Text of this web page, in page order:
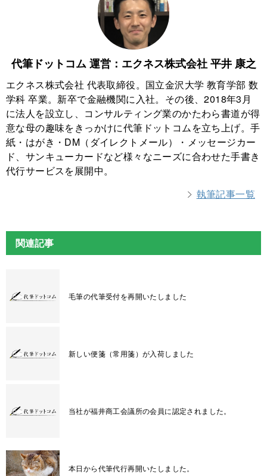
代筆ドットコム 運営：エクネス株式会社 平井 康之
エクネス株式会社 代表取締役。国立金沢大学 教育学部 数
学科 卒業。新卒で金融機関に入社。その後、2018年3月
に法人を設立し、コンサルティング業のかたわら書道が得
意な母の趣味をきっかけに代筆ドットコムを立ち上げ。手
紙・はがき・DM（ダイレクトメール）・メッセージカー
ド、サンキューカードなど様々なニーズに合わせた手書き
代行サービスを展開中。
執筆記事一覧
関連記事
毛筆の代筆受付を再開いたしました
新しい便箋（常用箋）が入荷しました
当社が福井商工会議所の会員に認定されました。
本日から代筆代行再開いたしました。